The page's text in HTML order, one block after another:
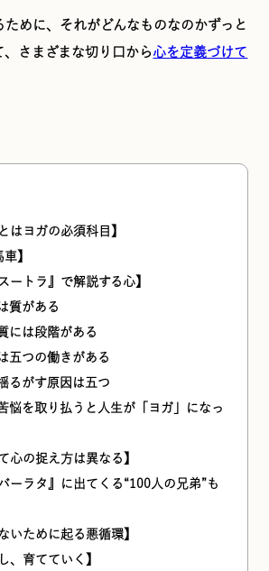
ために、それがどんなものなのかずっと
、さまざまな切り口から心を定義づけて
はヨガの必須科目】
】
ートラ』で解説する心】
質がある
には段階がある
五つの働きがある
るがす原因は五つ
悩を取り払うと人生が「ヨガ」になっ
心の捉え方は異なる】
ーラタ』に出てくる“100人の兄弟”も
いために起る悪循環】
、育てていく】